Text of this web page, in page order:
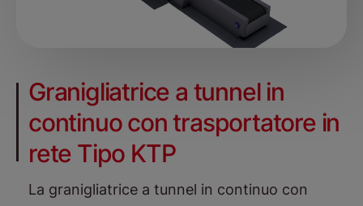
Granigliatrice a tunnel in
continuo con trasportatore in
rete Tipo KTP
La granigliatrice a tunnel in continuo con